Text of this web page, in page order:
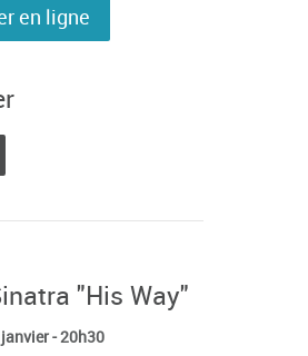
en ligne
"His Way"
- 20h30